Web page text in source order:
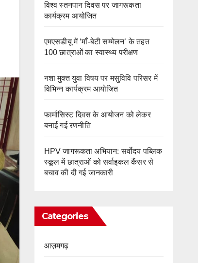
विश्व स्तनपान दिवस पर जागरूकता
कार्यक्रम आयोजित
एमएसडीयू में ‘माँ-बेटी सम्मेलन’ के तहत
100 छात्राओं का स्वास्थ्य परीक्षण
नशा मुक्त युवा विषय पर मसुविवि परिसर में
विभिन्न कार्यक्रम आयोजित
फार्मासिस्ट दिवस के आयोजन को लेकर
बनाई गई रणनीति
HPV जागरूकता अभियान: सर्वोदय पब्लिक
स्कूल में छात्राओं को सर्वाइकल कैंसर से
बचाव की दी गई जानकारी
Categories
आज़मगढ़